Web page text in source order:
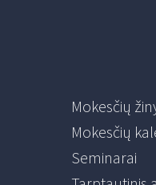
Mokesčių
Mokesčių
Seminarai